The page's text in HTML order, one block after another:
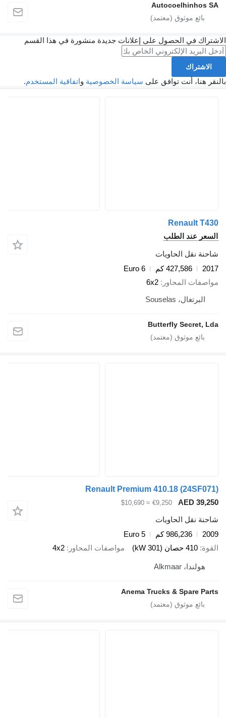
Autocoelhinhos SA
الاشتراك في الحصول على إعلانات جديدة منشورة في هذا القسم
الاشتراك
بالنقر هنا، أنت توافق على سياسة الخصوصية واتفاقية المستخدم.
Renault T430
السعر عند الطلب
شاحنة نقل الحاويات
2017
427,586 كم
Euro 6
مواصفات المحاور
6x2
البرتغال، Souselas
Butterfly Secret, Lda
Renault Premium 410.18 (24SF071)
AED 39,250
€9,250
≈ $10,690
شاحنة نقل الحاويات
2009
986,236 كم
Euro 5
القوة 410 حصان (301 kW) مواصفات المحاور 4x2
هولندا، Alkmaar
Anema Trucks & Spare Parts